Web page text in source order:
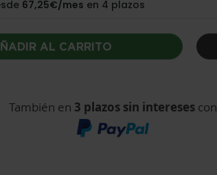
AL CARRITO
También en 3 plazos sin interesescon